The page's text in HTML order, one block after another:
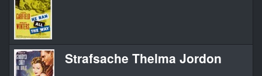
Strafsache Thelma Jordon